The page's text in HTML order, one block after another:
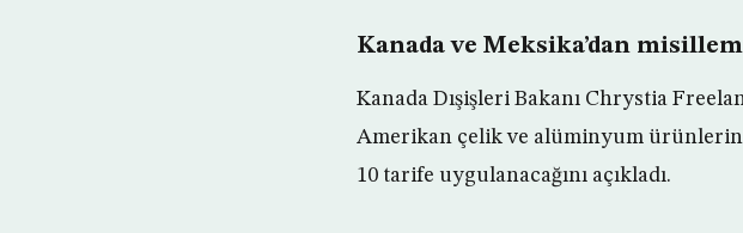
Kanada ve Meksika’dan
Kanada Dışişleri Bakanı Chrystia
Amerikan çelik ve alüminyum
10 tarife uygulanacağını açıkladı.